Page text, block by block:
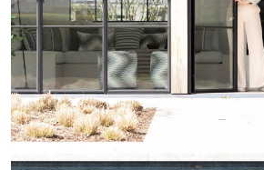
Akoestiek
Binnenzwembaden
Wellness
Wijnkelder en wijnkasten